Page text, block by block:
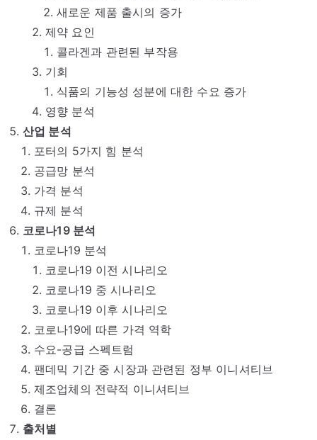
새로운 제품 출시의 증가
제약 요인
콜라겐과 관련된 부작용
기회
식품의 기능성 성분에 대한 수요 증가
영향 분석
산업 분석
포터의 5가지 힘 분석
공급망 분석
가격 분석
규제 분석
코로나19 분석
코로나19 분석
코로나19 이전 시나리오
코로나19 중 시나리오
코로나19 이후 시나리오
코로나19에 따른 가격 역학
수요-공급 스펙트럼
팬데믹 기간 중 시장과 관련된 정부 이니셔티브
제조업체의 전략적 이니셔티브
결론
출처별